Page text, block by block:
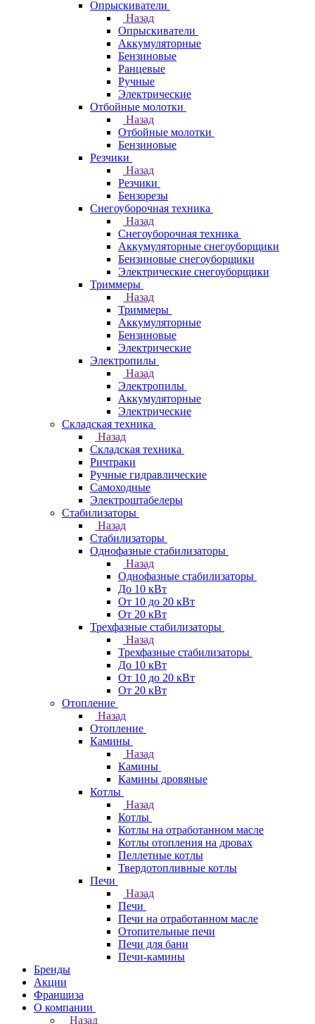
Опрыскиватели
Назад
Опрыскиватели
Аккумуляторные
Бензиновые
Ранцевые
Ручные
Электрические
Отбойные молотки
Назад
Отбойные молотки
Бензиновые
Резчики
Назад
Резчики
Бензорезы
Снегоуборочная техника
Назад
Снегоуборочная техника
Аккумуляторные снегоуборщики
Бензиновые снегоуборщики
Электрические снегоуборщики
Триммеры
Назад
Триммеры
Аккумуляторные
Бензиновые
Электрические
Электропилы
Назад
Электропилы
Аккумуляторные
Электрические
Складская техника
Назад
Складская техника
Ричтраки
Ручные гидравлические
Самоходные
Электроштабелеры
Стабилизаторы
Назад
Стабилизаторы
Однофазные стабилизаторы
Назад
Однофазные стабилизаторы
До 10 кВт
От 10 до 20 кВт
От 20 кВт
Трехфазные стабилизаторы
Назад
Трехфазные стабилизаторы
До 10 кВт
От 10 до 20 кВт
От 20 кВт
Отопление
Назад
Отопление
Камины
Назад
Камины
Камины дровяные
Котлы
Назад
Котлы
Котлы на отработанном масле
Котлы отопления на дровах
Пеллетные котлы
Твердотопливные котлы
Печи
Назад
Печи
Печи на отработанном масле
Отопительные печи
Печи для бани
Печи-камины
Бренды
Акции
Франшиза
О компании
Назад